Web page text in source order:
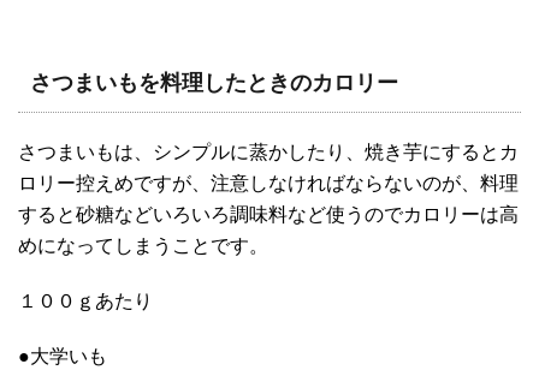
さつまいもを料理したときのカロリー
さつまいもは、シンプルに蒸かしたり、焼き芋にするとカ
ロリー控えめですが、注意しなければならないのが、料理
すると砂糖などいろいろ調味料など使うのでカロリーは高
めになってしまうことです。
１００ｇあたり
●大学いも